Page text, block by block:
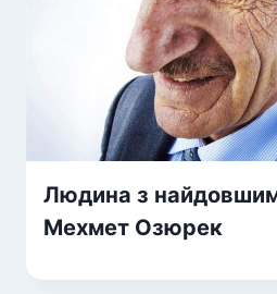
Людина з найдовшим
Мехмет Озюрек